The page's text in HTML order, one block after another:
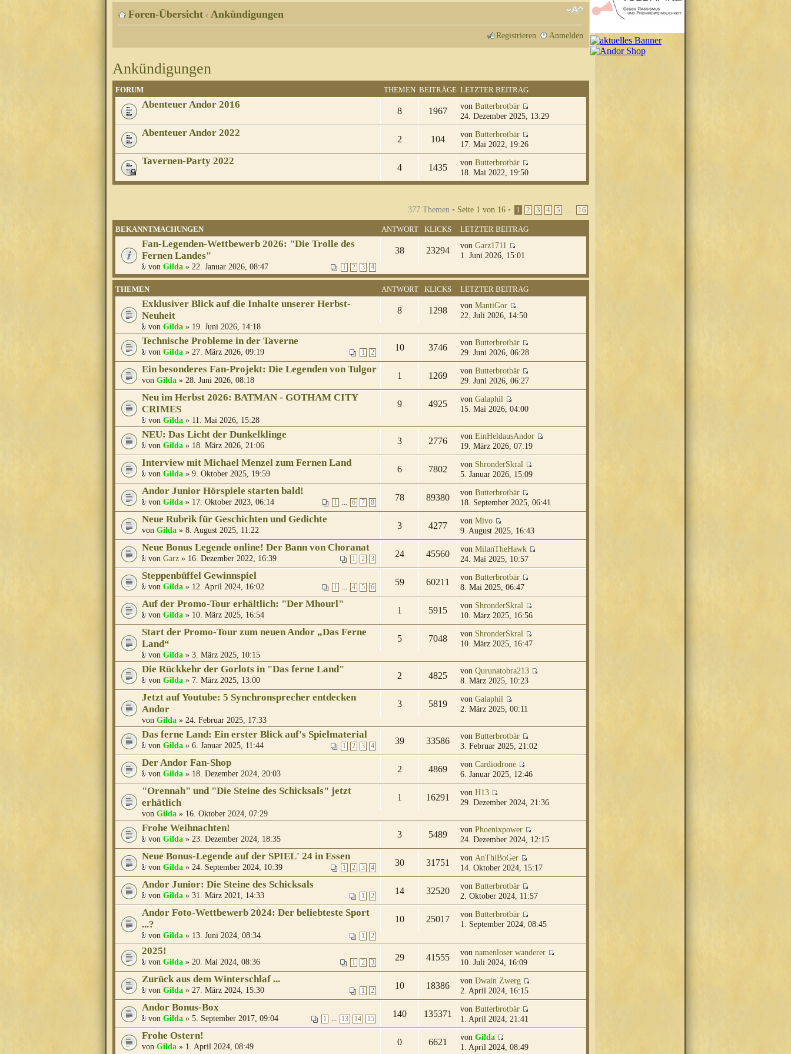
Foren-Übersicht ‹ Ankündigungen
Registrieren Anmelden
Ankündigungen
FORUM THEMEN BEITRÄGE LETZTER BEITRAG
Abenteuer Andor 2016
8 1967 von Butterbrotbär
24. Dezember 2025, 13:29
Abenteuer Andor 2022
2 104 von Butterbrotbär
17. Mai 2022, 19:26
Tavernen-Party 2022
4 1435 von Butterbrotbär
18. Mai 2022, 19:50
377 Themen • Seite 1 von 16 • 1 2 3 4 5 16
BEKANNTMACHUNGEN ANTWORT KLICKS LETZTER BEITRAG
Fan-Legenden-Wettbewerb 2026: "Die Trolle des
Fernen Landes"
1 2 3 4
von Gilda » 22. Januar 2026, 08:47
38 23294 von Garz1711
1. Juni 2026, 15:01
THEMEN ANTWORT KLICKS LETZTER BEITRAG
Exklusiver Blick auf die Inhalte unserer Herbst-
Neuheit
von Gilda » 19. Juni 2026, 14:18
8 1298 von MantiGor
22. Juli 2026, 14:50
Technische Probleme in der Taverne
1 2
von Gilda » 27. März 2026, 09:19 10 3746 von Butterbrotbär
29. Juni 2026, 06:28
Ein besonderes Fan-Projekt: Die Legenden von Tulgor
von Gilda » 28. Juni 2026, 08:18 1 1269 von Butterbrotbär
29. Juni 2026, 06:27
Neu im Herbst 2026: BATMAN - GOTHAM CITY
CRIMES
von Gilda » 11. Mai 2026, 15:28
9 4925 von Galaphil
15. Mai 2026, 04:00
NEU: Das Licht der Dunkelklinge
von Gilda » 18. März 2026, 21:06 3 2776 von EinHeldausAndor
19. März 2026, 07:19
Interview mit Michael Menzel zum Fernen Land
von Gilda » 9. Oktober 2025, 19:59 6 7802 von ShronderSkral
5. Januar 2026, 15:09
Andor Junior Hörspiele starten bald!
1 ... 6 7 8
von Gilda » 17. Oktober 2023, 06:14 78 89380 von Butterbrotbär
18. September 2025, 06:41
Neue Rubrik für Geschichten und Gedichte
von Gilda » 8. August 2025, 11:22 3 4277 von Mivo
9. August 2025, 16:43
Neue Bonus Legende online! Der Bann von Choranat
1 2 3
von Garz » 16. Dezember 2022, 16:39 24 45560 von MilanTheHawk
24. Mai 2025, 10:57
Steppenbüffel Gewinnspiel
1 ... 4 5 6
von Gilda » 12. April 2024, 16:02 59 60211 von Butterbrotbär
8. Mai 2025, 06:47
Auf der Promo-Tour erhältlich: "Der Mhourl"
von Gilda » 10. März 2025, 16:54 1 5915 von ShronderSkral
10. März 2025, 16:56
Start der Promo-Tour zum neuen Andor „Das Ferne
Land“
von Gilda » 3. März 2025, 10:15
5 7048 von ShronderSkral
10. März 2025, 16:47
Die Rückkehr der Gorlots in "Das ferne Land"
von Gilda » 7. März 2025, 13:00 2 4825 von Qurunatobra213
8. März 2025, 10:23
Jetzt auf Youtube: 5 Synchronsprecher entdecken
Andor
von Gilda » 24. Februar 2025, 17:33
3 5819 von Galaphil
2. März 2025, 00:11
Das ferne Land: Ein erster Blick auf's Spielmaterial
1 2 3 4
von Gilda » 6. Januar 2025, 11:44 39 33586 von Butterbrotbär
3. Februar 2025, 21:02
Der Andor Fan-Shop
von Gilda » 18. Dezember 2024, 20:03 2 4869 von Cardiodrone
6. Januar 2025, 12:46
"Orennah" und "Die Steine des Schicksals" jetzt
erhätlich
von Gilda » 16. Oktober 2024, 07:29
1 16291 von H13
29. Dezember 2024, 21:36
Frohe Weihnachten!
von Gilda » 23. Dezember 2024, 18:35 3 5489 von Phoenixpower
24. Dezember 2024, 12:15
Neue Bonus-Legende auf der SPIEL' 24 in Essen
1 2 3 4
von Gilda » 24. September 2024, 10:39 30 31751 von AnThiBoGer
14. Oktober 2024, 15:17
Andor Junior: Die Steine des Schicksals
1 2
von Gilda » 31. März 2021, 14:33 14 32520 von Butterbrotbär
2. Oktober 2024, 11:57
Andor Foto-Wettbewerb 2024: Der beliebteste Sport
...?
1 2
von Gilda » 13. Juni 2024, 08:34
10 25017 von Butterbrotbär
1. September 2024, 08:45
2025!
1 2 3
von Gilda » 20. Mai 2024, 08:36 29 41555 von namenloser wanderer
10. Juli 2024, 16:09
Zurück aus dem Winterschlaf ...
1 2
von Gilda » 27. März 2024, 15:30 10 18386 von Dwain Zwerg
2. April 2024, 16:15
Andor Bonus-Box
1 ... 13 14 15
von Gilda » 5. September 2017, 09:04 140 135371 von Butterbrotbär
1. April 2024, 21:41
Frohe Ostern!
von Gilda » 1. April 2024, 08:49 0 6621 von Gilda
1. April 2024, 08:49